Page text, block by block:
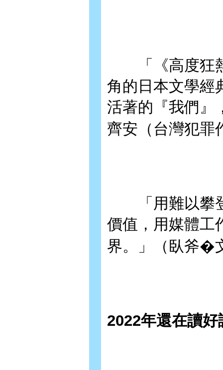
「《高度狂熱
角的日本文學經
活著的『我們』
齊安（台灣犯
「用難以攀登
價值，用媒體工
界。」（臥斧�
2022年還在讀好